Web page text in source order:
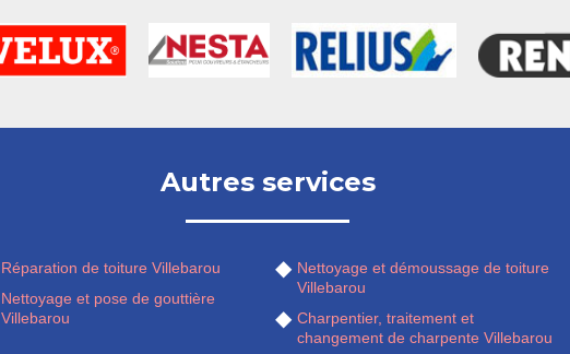
Autres services
Réparation de toiture Villebarou
Nettoyage et pose de gouttière
Villebarou
Nettoyage et démoussage de toiture
Villebarou
Charpentier, traitement et
changement de charpente Villebarou